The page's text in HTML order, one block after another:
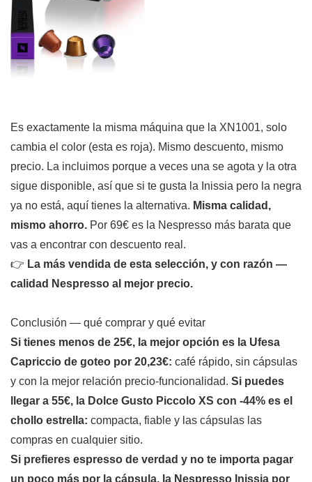
Es exactamente la misma máquina que la XN1001, solo
cambia el color (esta es roja). Mismo descuento, mismo
precio. La incluimos porque a veces una se agota y la otra
sigue disponible, así que si te gusta la Inissia pero la negra
ya no está, aquí tienes la alternativa. Misma calidad,
mismo ahorro. Por 69€ es la Nespresso más barata que
vas a encontrar con descuento real.
👉 La más vendida de esta selección, y con razón —
calidad Nespresso al mejor precio.
Conclusión — qué comprar y qué evitar
Si tienes menos de 25€, la mejor opción es la Ufesa
Capriccio de goteo por 20,23€: café rápido, sin cápsulas
y con la mejor relación precio-funcionalidad. Si puedes
llegar a 55€, la Dolce Gusto Piccolo XS con -44% es el
chollo estrella: compacta, fiable y las cápsulas las
compras en cualquier sitio.
Si prefieres espresso de verdad y no te importa pagar
un poco más por la cápsula, la Nespresso Inissia por